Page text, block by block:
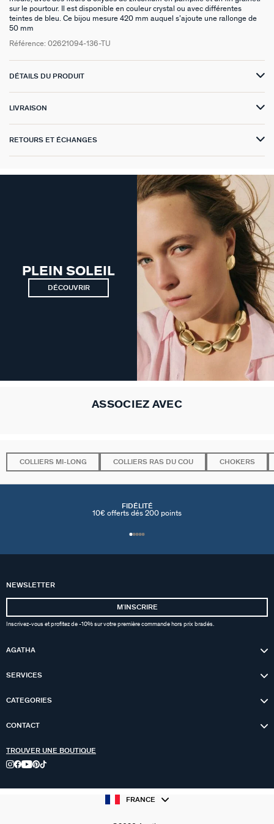
VICTOIRE
GÉNÉRATION AGATHA
SUR LA PEAU
sur le pourtour. Il est disponible en couleur crystal ou avec différentes
teintes de bleu. Ce bijou mesure 420 mm auquel s’ajoute une rallonge de
50 mm
Référence: 02621094-136-TU
DÉTAILS DU PRODUIT
LIVRAISON
RETOURS ET ÉCHANGES
PLEIN SOLEIL
DÉCOUVRIR
ASSOCIEZ AVEC
COLLIERS MI-LONG COLLIERS RAS DU COU CHOKERS
FIDÉLITÉ
10€ offerts dés 200 points
NEWSLETTER
MʼINSCRIRE
Inscrivez-vous et profitez de -10% sur votre première commande hors prix bradés.
AGATHA
SERVICES
CATEGORIES
CONTACT
TROUVER UNE BOUTIQUE
FRANCE